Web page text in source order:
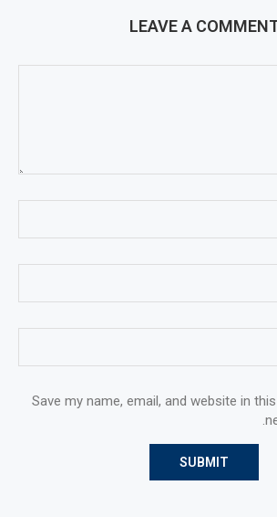
LEAVE A
Save my name, email, and website in